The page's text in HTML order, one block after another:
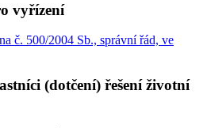
vyřízení
č. 500/2004 Sb., správní řád, ve
(dotčení) řešení životní